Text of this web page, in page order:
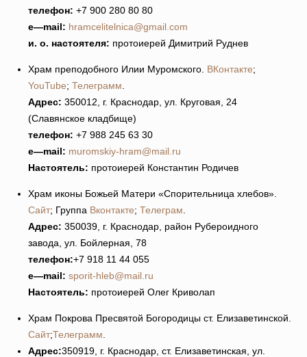
телефон: +7 900 280 80 80
e—mail: hramcelitelnica@gmail.com
и. о. настоятеля: протоиерей Димитрий Руднев
Храм преподобного Илии Муромского. ВКонтакте;
YouTube; Телеграмм
Адрес: 350012, г. Краснодар, ул. Круговая, 24
(Славянское кладбище)
телефон: +7 988 245 63 30
e—mail: muromskiy-hram@mail.ru
Настоятель: протоиерей Константин Родичев
Храм иконы Божьей Матери «Спорительница хлебов».
Сайт; Группа Вконтакте; Телеграм
Адрес: 350039, г. Краснодар, район Рубероидного
завода, ул. Бойлерная, 78
телефон:+7 918 11 44 055
e—mail: sporit-hleb@mail.ru
Настоятель: протоиерей Олег Криволап
Храм Покрова Пресвятой Богородицы ст. Елизаветинской.
Сайт;Телеграмм
Адрес:350919, г. Краснодар, ст. Елизаветинская, ул.